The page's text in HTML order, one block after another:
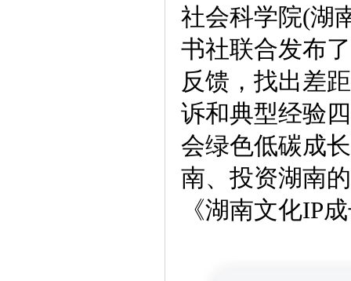
社会科学院(湖
书社联合发布
反馈，找出差
诉和典型经验
会绿色低碳成
南、投资湖南
《湖南文化IP